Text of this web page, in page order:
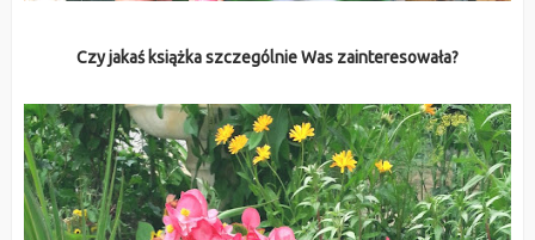
Czy jakaś książka szczególnie Was zainteresowała?